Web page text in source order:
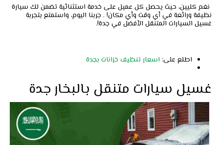
نغم كليين، حيث يحصل كل عميل على خدمة استثنائية تضمن لك سيارة
نظيفة ورائعة في أي وقت وأي مكان! . جربنا اليوم، واستمتع بتجربة
غسيل السيارات المتنقل الأفضل في جدة!.
اطلع على: اسعار تنظيف خزانات بجدة
غسيل سيارات متنقل بالبخار جدة